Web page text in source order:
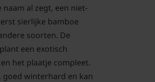
naam al zegt, een niet-
sierlijke bamboe
soorten. De
een exotisch
het plaatje compleet.
goed winterhard en kan